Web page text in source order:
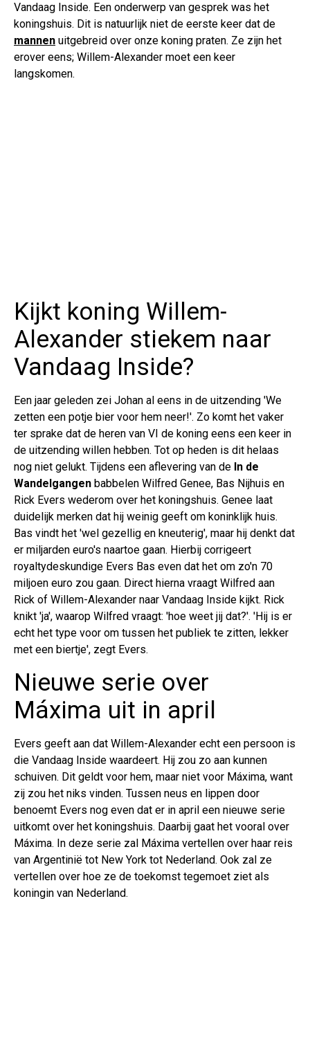
Vandaag Inside. Een onderwerp van gesprek was het
koningshuis. Dit is natuurlijk niet de eerste keer dat de
mannen uitgebreid over onze koning praten. Ze zijn het
erover eens; Willem-Alexander moet een keer
langskomen.
Kijkt koning Willem-
Alexander stiekem naar
Vandaag Inside?
Een jaar geleden zei Johan al eens in de uitzending 'We
zetten een potje bier voor hem neer!'. Zo komt het vaker
ter sprake dat de heren van VI de koning eens een keer in
de uitzending willen hebben. Tot op heden is dit helaas
nog niet gelukt. Tijdens een aflevering van de In de
Wandelgangen babbelen Wilfred Genee, Bas Nijhuis en
Rick Evers wederom over het koningshuis. Genee laat
duidelijk merken dat hij weinig geeft om koninklijk huis.
Bas vindt het 'wel gezellig en kneuterig', maar hij denkt dat
er miljarden euro's naartoe gaan. Hierbij corrigeert
royaltydeskundige Evers Bas even dat het om zo'n 70
miljoen euro zou gaan. Direct hierna vraagt Wilfred aan
Rick of Willem-Alexander naar Vandaag Inside kijkt. Rick
knikt 'ja', waarop Wilfred vraagt: 'hoe weet jij dat?'. 'Hij is er
echt het type voor om tussen het publiek te zitten, lekker
met een biertje', zegt Evers.
Nieuwe serie over
Máxima uit in april
Evers geeft aan dat Willem-Alexander echt een persoon is
die Vandaag Inside waardeert. Hij zou zo aan kunnen
schuiven. Dit geldt voor hem, maar niet voor Máxima, want
zij zou het niks vinden. Tussen neus en lippen door
benoemt Evers nog even dat er in april een nieuwe serie
uitkomt over het koningshuis. Daarbij gaat het vooral over
Máxima. In deze serie zal Máxima vertellen over haar reis
van Argentinië tot New York tot Nederland. Ook zal ze
vertellen over hoe ze de toekomst tegemoet ziet als
koningin van Nederland.